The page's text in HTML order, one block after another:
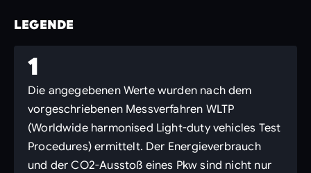
LEGENDE
1
Die angegebenen Werte wurden nach dem
vorgeschriebenen Messverfahren WLTP
(Worldwide harmonised Light-duty vehicles Test
Procedures) ermittelt. Der Energieverbrauch
und der CO2-Ausstoß eines Pkw sind nicht nur